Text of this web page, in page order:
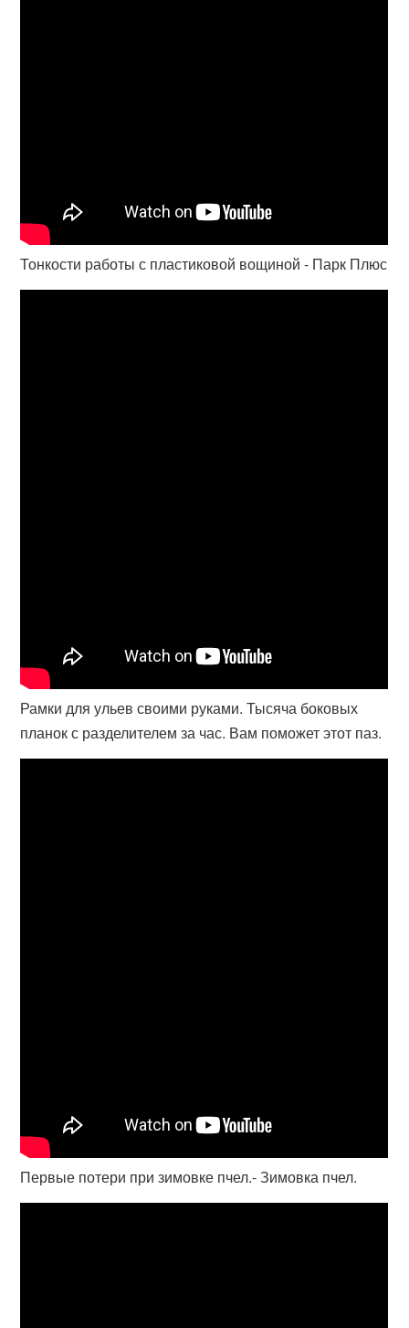
Тонкости работы с пластиковой вощиной - Парк Плюс
Рамки для ульев своими руками. Тысяча боковых
планок с разделителем за час. Вам поможет этот паз.
Первые потери при зимовке пчел.- Зимовка пчел.